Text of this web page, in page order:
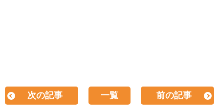
次の記事 一覧 前の記事